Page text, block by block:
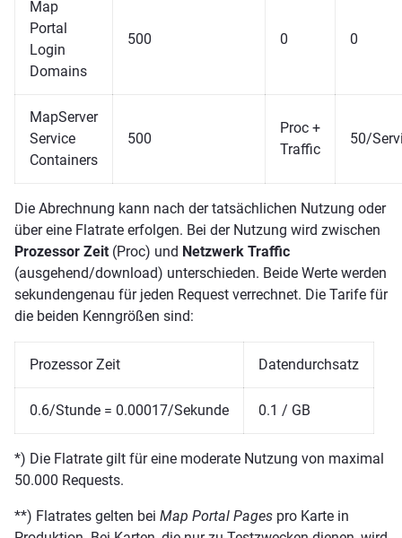
Map
Portal
Login
Domains
500 0 0
MapServer
Service
Containers
500
Proc +
Traffic
50/
Die Abrechnung kann nach der tatsächlichen Nutzung oder
über eine Flatrate erfolgen. Bei der Nutzung wird zwischen
Prozessor Zeit (Proc) und Netzwerk Traffic
(ausgehend/download) unterschieden. Beide Werte werden
sekundengenau für jeden Request verrechnet. Die Tarife für
die beiden Kenngrößen sind:
Prozessor Zeit Datendurchsatz
0.6/Stunde = 0.00017/Sekunde 0.1 / GB
*) Die Flatrate gilt für eine moderate Nutzung von maximal
50.000 Requests.
**) Flatrates gelten bei Map Portal Pages pro Karte in